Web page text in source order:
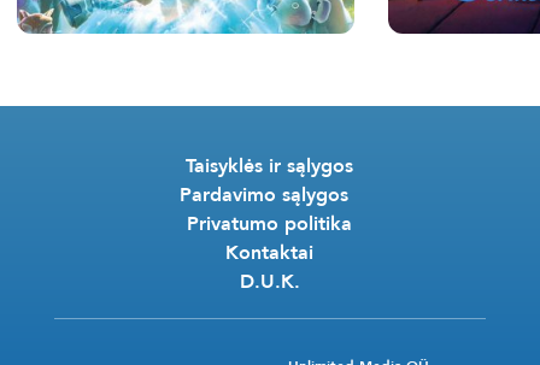
Taisyklės ir sąlygos
Pardavimo sąlygos
Privatumo politika
Kontaktai
D.U.K.